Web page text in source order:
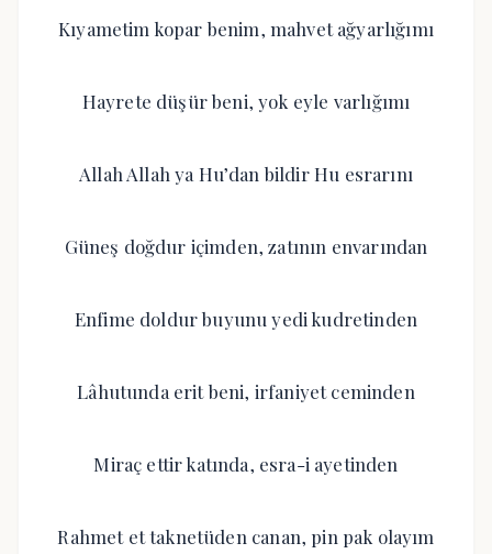
Kıyametim kopar benim, mahvet ağyarlığımı
Hayrete düşür beni, yok eyle varlığımı
Allah Allah ya Hu’dan bildir Hu esrarını
Güneş doğdur içimden, zatının envarından
Enfime doldur buyunu yedi kudretinden
Lâhutunda erit beni, irfaniyet ceminden
Miraç ettir katında, esra-i ayetinden
Rahmet et taknetüden canan, pin pak olayım